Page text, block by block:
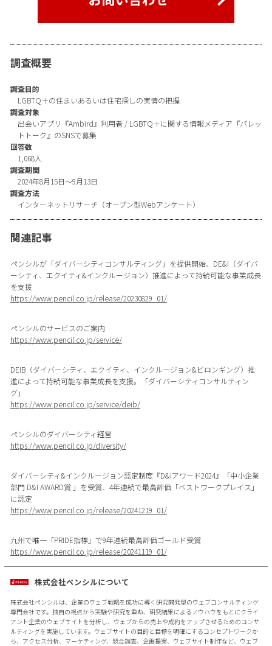
調査概要
調査目的
LGBTQ＋の住まいあるいは住宅探しの実情の把握
調査対象
出会いアプリ『Ambird』利用者 / LGBTQ＋に関する情報メディア『パレッ
トトーク』のSNSで募集
回答数
1,068人
調査期間
2024年8月15日～9月13日
調査方法
インターネットリサーチ（オープン型Webアンケート）
関連記事
ペンシルが「ダイバーシティコンサルティング」を提供開始、DE&I（ダイバ
ーシティ、エクイティ&インクルージョン）推進によって持続可能な事業成長
を支援
https://www.pencil.co.jp/release/20230829_01/
ペンシルのサービスのご案内
https://www.pencil.co.jp/service/
DEIB（ダイバーシティ、エクイティ、インクルージョン&ビロンギング）推
進によって持続可能な事業成長を支援。「ダイバーシティコンサルティン
グ」
https://www.pencil.co.jp/service/deib/
ペンシルのダイバーシティ経営
https://www.pencil.co.jp/diversity/
ダイバーシティ&インクルージョン認定制度『D&Iアワード2024』「中小企業
部門 D&I AWARD賞 」を受賞、4年連続で最高評価「ベストワークプレイス」
に認定
https://www.pencil.co.jp/release/20241219_01/
九州で唯一「PRIDE指標」で9年連続最高評価ゴールド受賞
https://www.pencil.co.jp/release/20241119_01/
株式会社ペンシルについて
株式会社ペンシルは、企業のウェブ戦略を成功に導く研究開発型のウェブコンサルティング
専門会社です。独自の視点から実験や研究を重ね、研究結果によるノウハウをもとにクライ
アント企業のウェブサイトを分析し、ウェブからの売上や成約をアップさせるためのコンサ
ルティングを実施しています。ウェブサイトの目的と目標を明確にするコンセプトワークか
ら、アクセス分析、マーケティング、競合調査、企画提案、ウェブサイト制作など、ウェブ